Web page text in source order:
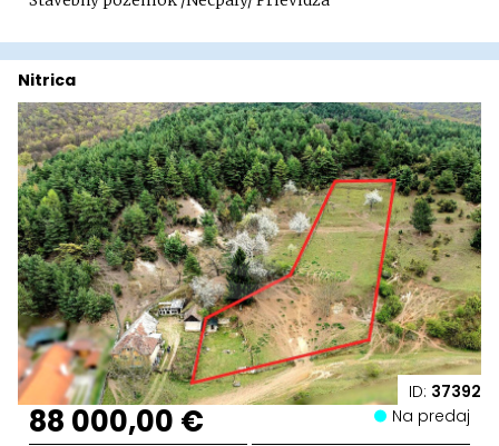
ID: 37392
Nitrica
88 000,00 € Na predaj